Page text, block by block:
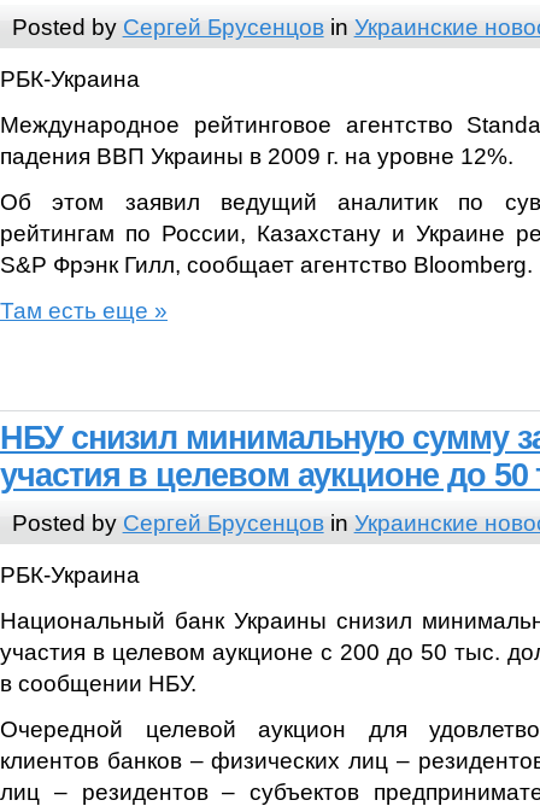
Posted by Сергей Брусенцовin Украинские
РБК-Украина
Международное рейтинговое агентство
падения ВВП Украины в 2009 г. на уровне 12%.
Об этом заявил ведущий аналитик по
рейтингам по России, Казахстану и Украине
S&P Фрэнк Гилл, сообщает агентство Bloomberg.
Там есть еще »
НБУ снизил минимальную сумму
участия в целевом аукционе до
Posted by Сергей Брусенцовin Украинские
РБК-Украина
Национальный банк Украины снизил
участия в целевом аукционе с 200 до 50 тыс.
в сообщении НБУ.
Очередной целевой аукцион для
клиентов банков – физических лиц –
лиц – резидентов – субъектов